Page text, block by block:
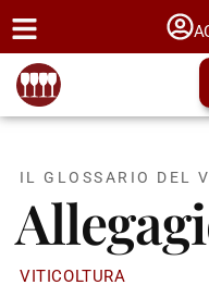
IL GLOSSARIO DEL
VITICOLTURA